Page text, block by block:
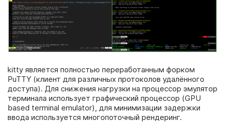
kitty является полностью переработанным форком
PuTTY (клиент для различных протоколов удалённого
доступа). Для снижения нагрузки на процессор эмулятор
терминала использует графический процессор (GPU
based terminal emulator), для минимизации задержки
ввода используется многопоточный рендеринг.